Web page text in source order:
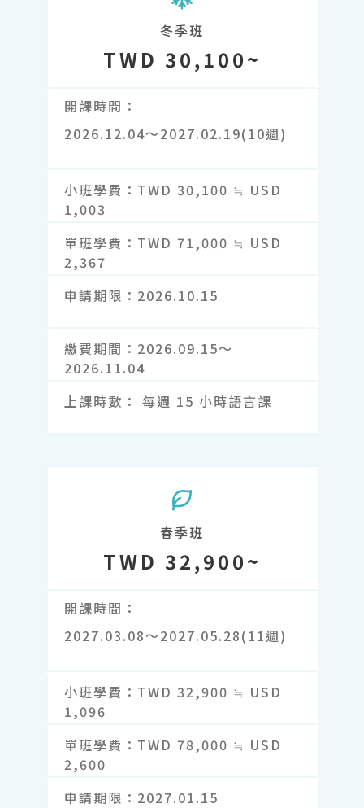
冬季班
TWD 30,100~
開課時間
2026.12.04～2027.02.19(10週)
小班學費
TWD 30,100 ≒ USD
1,003
單班學費
TWD 71,000 ≒ USD
2,367
申請期限
2026.10.15
繳費期間
2026.09.15～
2026.11.04
上課時數
每週 15 小時語言課
春季班
TWD 32,900~
開課時間
2027.03.08～2027.05.28(11週)
小班學費
TWD 32,900 ≒ USD
1,096
單班學費
TWD 78,000 ≒ USD
2,600
申請期限
2027.01.15